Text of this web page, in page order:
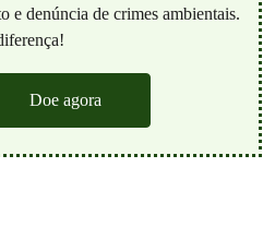
e denúncia de crimes ambientais.
Doe agora